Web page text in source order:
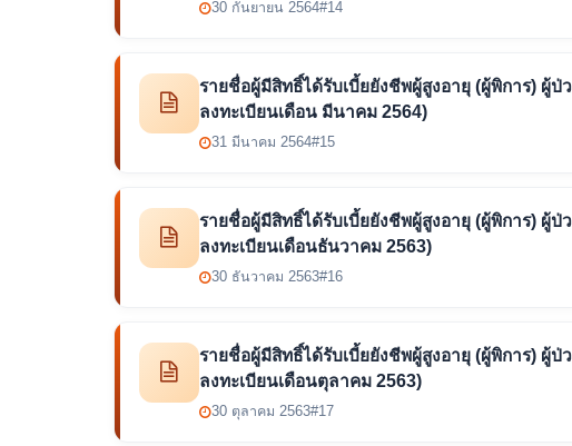
30 กันยายน 2564#14
รายชื่อผู้มีสิทธิ์ได้รับเบี้ยยังชีพผู้สูงอายุ (ผู้พิการ) ผู้
ลงทะเบียนเดือน มีนาคม 2564)
31 มีนาคม 2564#15
รายชื่อผู้มีสิทธิ์ได้รับเบี้ยยังชีพผู้สูงอายุ (ผู้พิการ) ผู้
ลงทะเบียนเดือนธันวาคม 2563)
30 ธันวาคม 2563#16
รายชื่อผู้มีสิทธิ์ได้รับเบี้ยยังชีพผู้สูงอายุ (ผู้พิการ) ผู้
ลงทะเบียนเดือนตุลาคม 2563)
30 ตุลาคม 2563#17